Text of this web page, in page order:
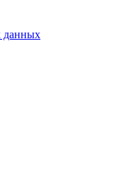
данных